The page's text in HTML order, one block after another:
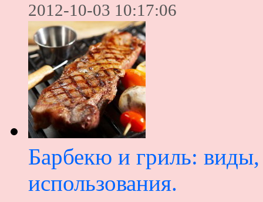
2012-10-03 10:17:06
Барбекю и гриль:
использования.